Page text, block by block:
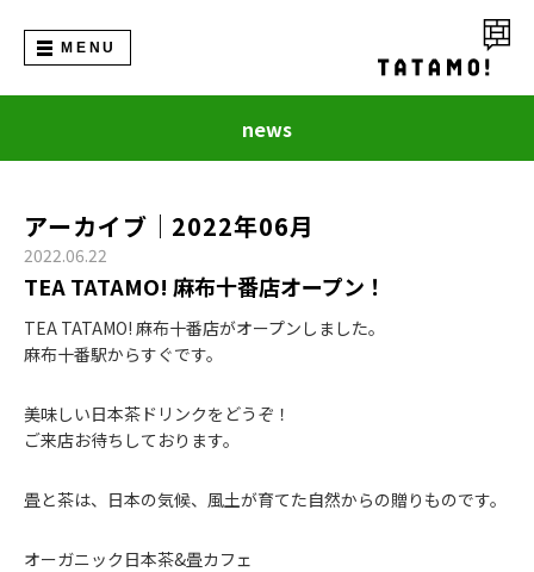
MENU
news
アーカイブ｜2022年06月
2022.06.22
TEA TATAMO! 麻布十番店オープン！
TEA TATAMO! 麻布十番店がオープンしました。
麻布十番駅からすぐです。
美味しい日本茶ドリンクをどうぞ！
ご来店お待ちしております。
畳と茶は、日本の気候、風土が育てた自然からの贈りものです。
オーガニック日本茶&畳カフェ